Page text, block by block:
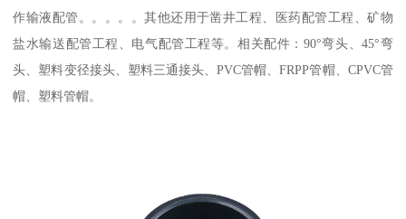
作输液配管。。。。。其他还用于凿井工程、医药配管工程、矿物
盐水输送配管工程、电气配管工程等。相关配件：90°弯头、45°弯
头、塑料变径接头、塑料三通接头、PVC管帽、FRPP管帽、CPVC管
帽、塑料管帽。